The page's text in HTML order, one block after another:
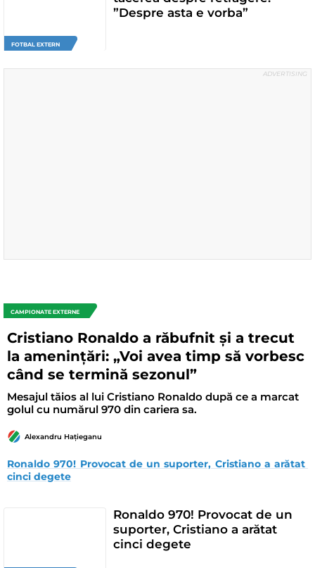
FOTBAL EXTERN
”Despre asta e vorba”
CAMPIONATE EXTERNE
Cristiano Ronaldo a răbufnit și a trecut
la amenințări: „Voi avea timp să vorbesc
când se termină sezonul”
Mesajul tăios al lui Cristiano Ronaldo după ce a marcat
golul cu numărul 970 din cariera sa.
Alexandru Hațieganu
Ronaldo 970! Provocat de un suporter, Cristiano a arătat
cinci degete
Ronaldo 970! Provocat de un
suporter, Cristiano a arătat
cinci degete